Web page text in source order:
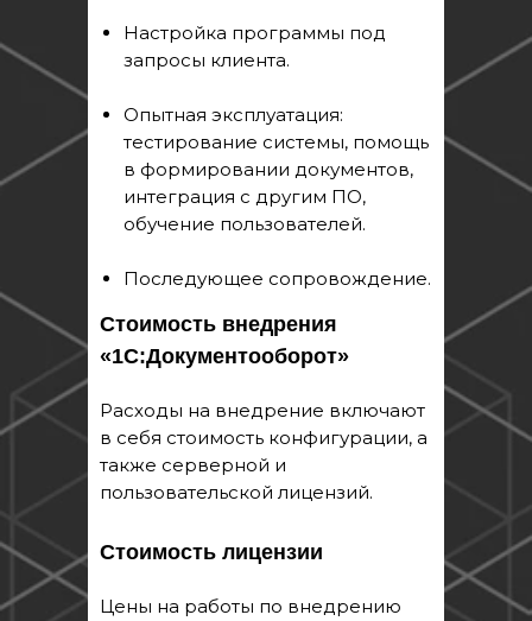
Настройка программы под
запросы клиента.
Опытная эксплуатация:
тестирование системы, помощь
в формировании документов,
интеграция с другим ПО,
обучение пользователей.
Последующее сопровождение.
Стоимость внедрения
«1С:Документооборот»
Расходы на внедрение включают
в себя стоимость конфигурации, а
также серверной и
пользовательской лицензий.
Стоимость лицензии
Цены на работы по внедрению
Внедрение 1С ERP
Услуги, которые могут Вас
заинтересовать
Мы предоставляем широкий спектр
услуг для предприятий, которые
позволят автоматизировать ваши
бизнес-процессы и навести порядок в